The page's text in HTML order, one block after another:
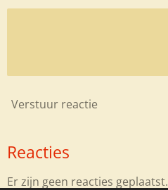
Verstuur reactie
Reacties
Er zijn geen reacties geplaatst.